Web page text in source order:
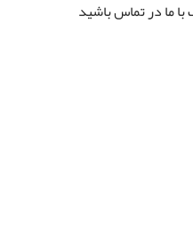
ما در تماس باشید